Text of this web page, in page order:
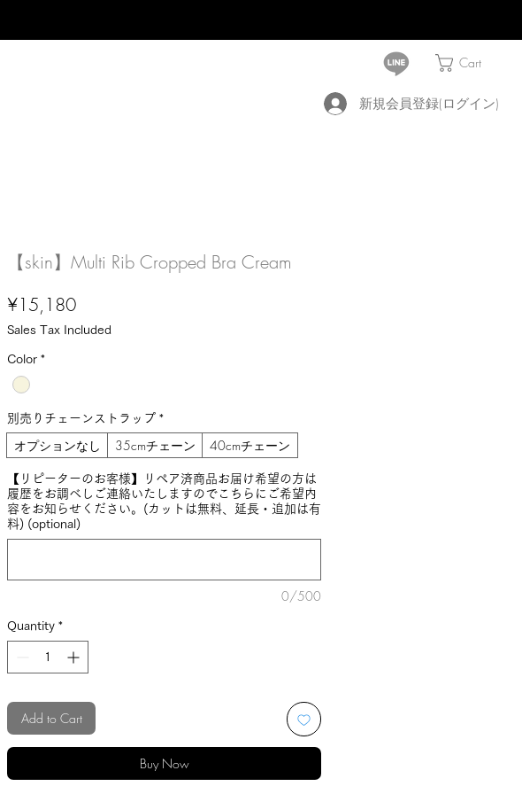
Cart
新規会員登録(ログイン)
【skin】Multi Rib Cropped Bra Cream
¥15,180Price
Sales Tax Included
Color *
別売りチェーンストラップ *
オプションなし 35cmチェーン 40cmチェーン
【リピーターのお客様】リペア済商品お届け希望の方は
履歴をお調べしご連絡いたしますのでこちらにご希望内
容をお知らせください。(カットは無料、延長・追加は有
料) (optional)
0/500
Quantity *
Add to Cart
Buy Now